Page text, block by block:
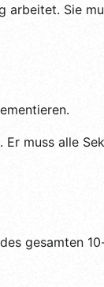
arbeitet. Sie
muss alle
gesamten